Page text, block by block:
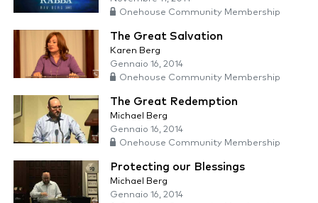
Onehouse Community Membership
The Great Salvation
Karen Berg
Gennaio 16, 2014
Onehouse Community Membership
The Great Redemption
Michael Berg
Gennaio 16, 2014
Onehouse Community Membership
Protecting our Blessings
Michael Berg
Gennaio 16, 2014